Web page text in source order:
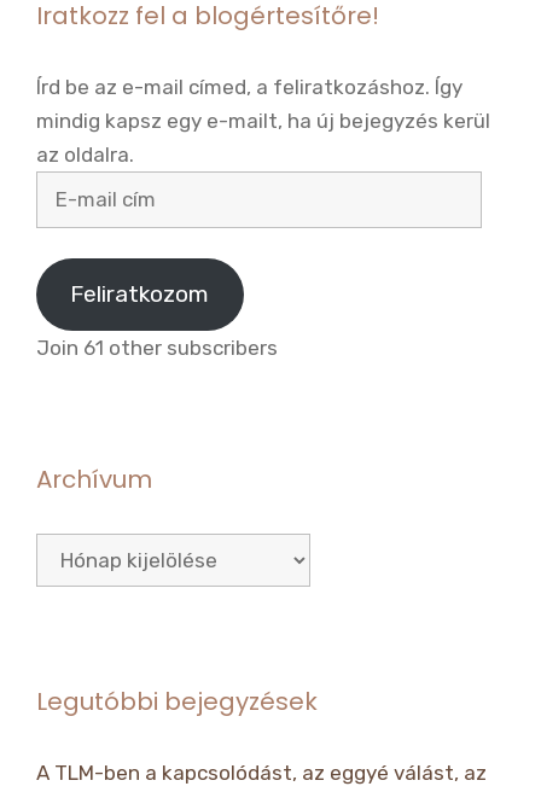
Iratkozz fel a blogértesítőre!
Írd be az e-mail címed, a feliratkozáshoz. Így
mindig kapsz egy e-mailt, ha új bejegyzés kerül
az oldalra.
cím
Feliratkozom
Join 61 other subscribers
Archívum
Archívum
Legutóbbi bejegyzések
A TLM-ben a kapcsolódást, az eggyé válást, az